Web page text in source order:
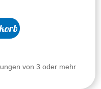
von 3 oder mehr